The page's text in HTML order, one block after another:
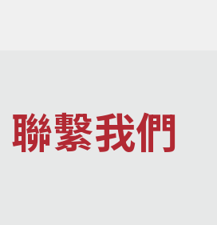
聯繫我們